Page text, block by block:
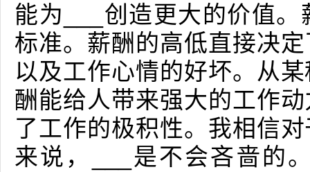
能为___创造更大的价值
标准。薪酬的高低直接决
以及工作心情的好坏。从
酬能给人带来强大的工作
了工作的极积性。我相信
来说，___是不会吝啬的